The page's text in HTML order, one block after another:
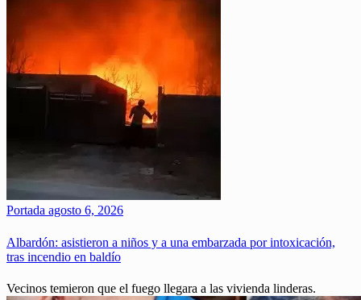
Portada agosto 6, 2026
Albardón: asistieron a niños y a una embarzada por intoxicación,
tras incendio en baldío
Vecinos temieron que el fuego llegara a las vivienda linderas.